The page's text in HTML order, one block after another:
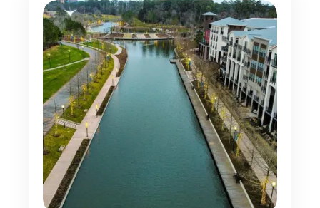
dignissim suspendisse in est. Id donec ultrices
tincidunt arcu non. Tlandit turpis cursus in hac
habitasse platea dictumst quisque. Erna nunc
id cursus metus aliquam eleifend. Diam ut
venenatis tellus in metus. Having […]